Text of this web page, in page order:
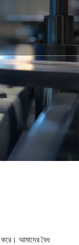
করে। আমাদের বৈধ